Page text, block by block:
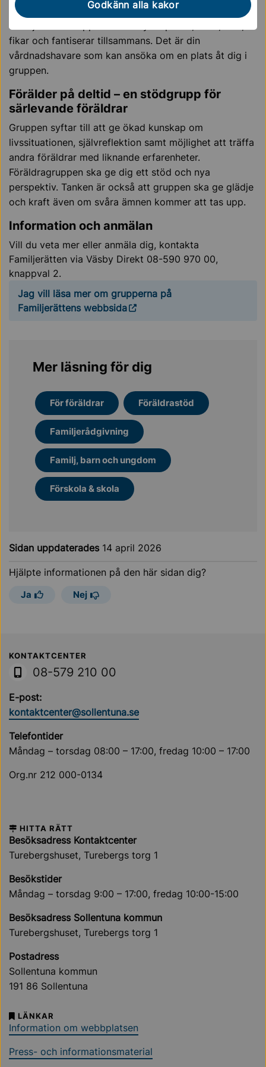
Godkänn alla kakor
träffas en gång i veckan under tio veckor på
Familjerätten i Upplands Väsby. Vi pratar, leker, ritar,
fikar och fantiserar tillsammans. Det är din
vårdnadshavare som kan ansöka om en plats åt dig i
gruppen.
Förälder på deltid – en stödgrupp för
särlevande föräldrar
Gruppen syftar till att ge ökad kunskap om
livssituationen, självreflektion samt möjlighet att träffa
andra föräldrar med liknande erfarenheter.
Föräldragruppen ska ge dig ett stöd och nya
perspektiv. Tanken är också att gruppen ska ge glädje
och kraft även om svåra ämnen kommer att tas upp.
Information och anmälan
Vill du veta mer eller anmäla dig, kontakta
Familjerätten via Väsby Direkt 08-590 970 00,
knappval 2.
Jag vill läsa mer om grupperna på
Familjerättens webbsida
Mer läsning för dig
För föräldrar Föräldrastöd
Familjerådgivning
Familj, barn och ungdom
Förskola & skola
Sidan uppdaterades 14 april 2026
Hjälpte informationen på den här sidan dig?
Ja Nej
Sollentuna Kommun
KONTAKTCENTER
08-579 210 00
E-post:
kontaktcenter@sollentuna.se
Telefontider
Måndag – torsdag 08:00 – 17:00, fredag 10:00 – 17:00
Org.nr 212 000-0134
HITTA RÄTT
Besöksadress Kontaktcenter
Turebergshuset, Turebergs torg 1
Besökstider
Måndag – torsdag 9:00 – 17:00, fredag 10:00-15:00
Besöksadress Sollentuna kommun
Turebergshuset, Turebergs torg 1
Postadress
Sollentuna kommun
191 86 Sollentuna
LÄNKAR
Information om webbplatsen
Press- och informationsmaterial